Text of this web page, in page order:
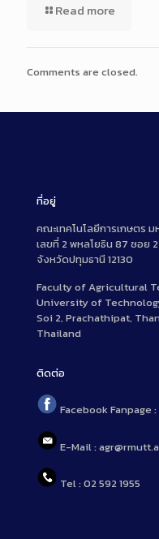
Read more
Comments are closed.
ที่อยู่
คณะเทคโนโลยีการเกษตร
เลขที่ 2 พหลโยธิน 87 ซอย
จังหวัดปทุมธานี 12130
Faculty of Agricultural
University of
Soi 2, Prachathipat,
Thailand
ติดต่อ
Facebook Fanpage :
E-Mail :
Tel : 02 592 1955